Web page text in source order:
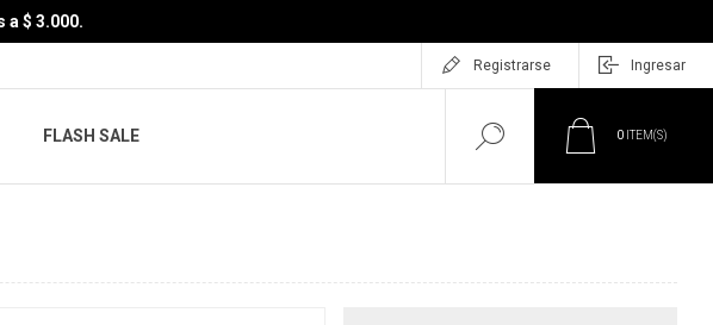
a $ 3.000.
Registrarse Ingresar
FLASH SALE 0 ITEM(S)